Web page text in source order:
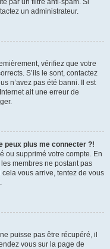
par un filtre anti-spam. Si
un administrateur.
vérifiez que votre
S’ils le sont, contactez
n’avez pas été banni. Il est
ait une erreur de
peux plus me connecter ?!
ou supprimé votre compte. En
membres ne postant pas
vous arrive, tentez de vous
puisse pas être récupéré, il
vous sur la page de